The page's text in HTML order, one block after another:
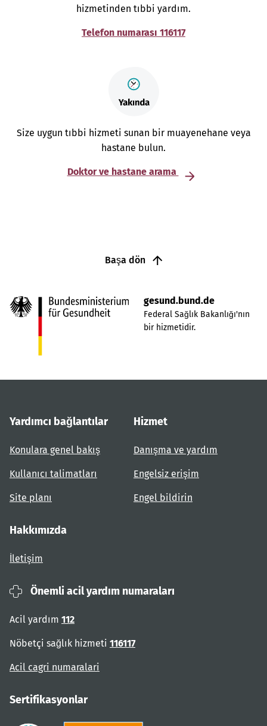
hizmetinden tıbbi yardım.
Telefon numarası 116117
Size uygun tıbbi hizmeti sunan bir muayenehane veya
hastane bulun.
Doktor ve hastane arama
Başa dön
gesund.bund.de
Federal Sağlık Bakanlığı'nın
bir hizmetidir.
Yardımcı bağlantılar
Konulara genel bakış
Kullanıcı talimatları
Site planı
Hizmet
Danışma ve yardım
Engelsiz erişim
Engel bildirin
Hakkımızda
İletişim
Önemli acil yardım numaraları
Acil yardım 112
Nöbetçi sağlık hizmeti 116117
Acil cagri numaralari
Sertifikasyonlar